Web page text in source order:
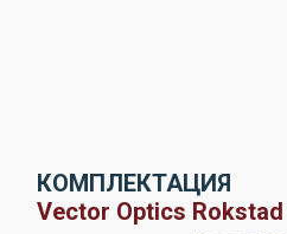
КОМПЛЕКТАЦИЯ
Vector Optics Rokstad